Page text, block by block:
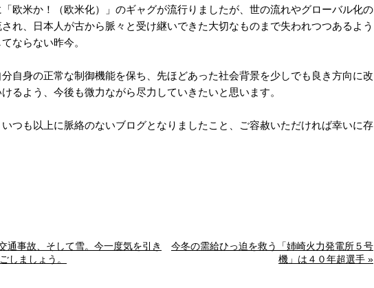
欧米か！（欧米化）」のギャグが流行りましたが、世の流れやグローバル化の
れ、日本人が古から脈々と受け継いできた大切なものまで失われつつあるよう
ならない昨今。
分自身の正常な制御機能を保ち、先ほどあった社会背景を少しでも良き方向に改
るよう、今後も微力ながら尽力していきたいと思います。
つも以上に脈絡のないブログとなりましたこと、ご容赦いただければ幸いに存
通事故、そして雪。今一度気を引き
しましょう。
今冬の需給ひっ迫を救う「姉崎火力発電所５号
機」は４０年超選手 »